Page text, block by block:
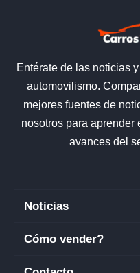
Entérate de las noticias
automovilismo.
mejores fuentes de
nosotros para aprender
avances del
Noticias
Cómo vender?